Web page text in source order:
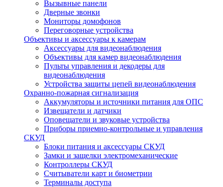
Вызывные панели
Дверные звонки
Мониторы домофонов
Переговорные устройства
Объективы и аксессуары к камерам
Аксессуары для видеонаблюдения
Объективы для камер видеонаблюдения
Пульты управления и декодеры для
видеонаблюдения
Устройства защиты цепей видеонаблюдения
Охранно-пожарная сигнализация
Аккумуляторы и источники питания для ОПС
Извещатели и датчики
Оповещатели и звуковые устройства
Приборы приемно-контрольные и управления
СКУД
Блоки питания и аксессуары СКУД
Замки и защелки электромеханические
Контроллеры СКУД
Считыватели карт и биометрии
Терминалы доступа